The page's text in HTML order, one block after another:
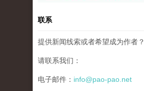
联系
提供新闻线索或者希望成为作者？
请联系我们：
电子邮件： info@pao-pao.net